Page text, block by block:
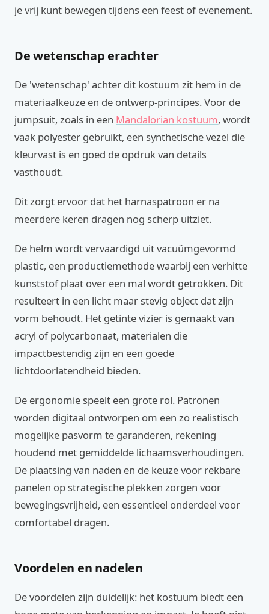
je vrij kunt bewegen tijdens een feest of evenement.
De wetenschap erachter
De 'wetenschap' achter dit kostuum zit hem in de
materiaalkeuze en de ontwerp-principes. Voor de
jumpsuit, zoals in een Mandalorian kostuum, wordt
vaak polyester gebruikt, een synthetische vezel die
kleurvast is en goed de opdruk van details
vasthoudt.
Dit zorgt ervoor dat het harnaspatroon er na
meerdere keren dragen nog scherp uitziet.
De helm wordt vervaardigd uit vacuümgevormd
plastic, een productiemethode waarbij een verhitte
kunststof plaat over een mal wordt getrokken. Dit
resulteert in een licht maar stevig object dat zijn
vorm behoudt. Het getinte vizier is gemaakt van
acryl of polycarbonaat, materialen die
impactbestendig zijn en een goede
lichtdoorlatendheid bieden.
De ergonomie speelt een grote rol. Patronen
worden digitaal ontworpen om een zo realistisch
mogelijke pasvorm te garanderen, rekening
houdend met gemiddelde lichaamsverhoudingen.
De plaatsing van naden en de keuze voor rekbare
panelen op strategische plekken zorgen voor
bewegingsvrijheid, een essentieel onderdeel voor
comfortabel dragen.
Voordelen en nadelen
De voordelen zijn duidelijk: het kostuum biedt een